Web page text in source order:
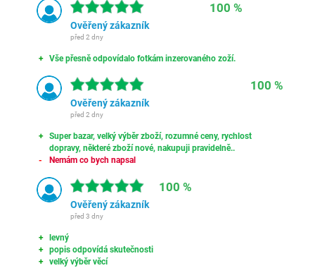
100 %
Ověřený zákazník
před 2 dny
Vše přesně odpovídalo fotkám inzerovaného zoží.
100 %
Ověřený zákazník
před 2 dny
Super bazar, velký výběr zboží, rozumné ceny, rychlost
dopravy, některé zboží nové, nakupuji pravidelně..
Nemám co bych napsal
100 %
Ověřený zákazník
před 3 dny
levný
popis odpovídá skutečnosti
velký výběr věcí